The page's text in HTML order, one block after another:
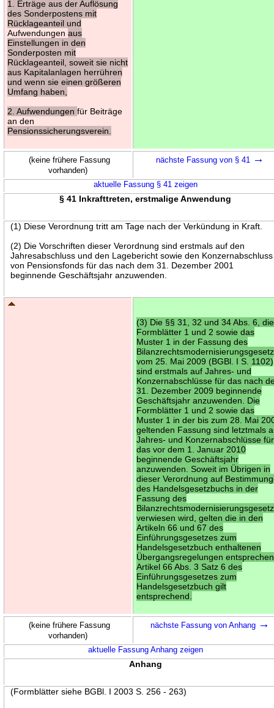
1. Erträge aus der Auflösung
des Sonderpostens mit
Rücklageanteil und
Aufwendungenaus
Einstellungen in den
Sonderposten mit
Rücklageanteil, soweit sie nicht
aus Kapitalanlagen herrühren
und wenn sie einen größeren
Umfang haben,
2. Aufwendungenfür Beiträge
an den
Pensionssicherungsverein.
(keine frühere Fassung
vorhanden)
nächste Fassung von § 41 →
aktuelle Fassung § 41 zeigen
§ 41 Inkrafttreten, erstmalige Anwendung
(1) Diese Verordnung tritt am Tage nach der Verkündung in Kraft.
(2) Die Vorschriften dieser Verordnung sind erstmals auf den
Jahresabschluss und den Lagebericht sowie den Konzernabschluss
von Pensionsfonds für das nach dem 31. Dezember 2001
beginnende Geschäftsjahr anzuwenden.
(3) Die §§ 31, 32 und 34 Abs. 6, die
Formblätter 1 und 2 sowie das
Muster 1 in der Fassung des
vom 25. Mai 2009 (BGBl. I S. 1102)
sind erstmals auf Jahres- und
Konzernabschlüsse für das nach
31. Dezember 2009 beginnende
Geschäftsjahr anzuwenden. Die
Formblätter 1 und 2 sowie das
Muster 1 in der bis zum 28. Mai
geltenden Fassung sind letztmals
Jahres- und Konzernabschlüsse für
das vor dem 1. Januar 2010
beginnende Geschäftsjahr
anzuwenden. Soweit im Übrigen in
dieser Verordnung auf
des Handelsgesetzbuchs in der
Fassung des
verwiesen wird, gelten die in den
Artikeln 66 und 67 des
Einführungsgesetzes zum
Handelsgesetzbuch enthaltenen
Übergangsregelungen
Artikel 66 Abs. 3 Satz 6 des
Einführungsgesetzes zum
Handelsgesetzbuch gilt
entsprechend.
(keine frühere Fassung
vorhanden)
nächste Fassung von Anhang →
aktuelle Fassung Anhang zeigen
Anhang
(Formblätter siehe BGBl. I 2003 S. 256 - 263)